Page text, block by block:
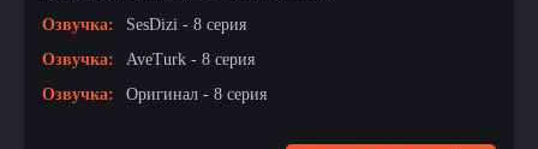
Озвучка:
SesDizi - 8 серия
Озвучка:
AveTurk - 8 серия
Озвучка:
Оригинал - 8 серия